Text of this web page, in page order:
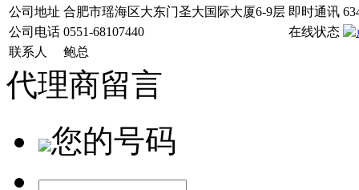
公司地址 合肥市瑶海区大东门圣大国际大厦6-9层 即时通讯
公司电话 0551-68107440
在线状态
联系人
鲍总
代理商留言
您的号码